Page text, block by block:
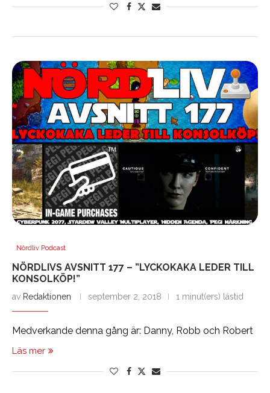
Nördliv Podcast
NÖRDLIVS AVSNITT 177 – ”LYCKOKAKA LEDER TILL
KONSOLKÖP!”
av Redaktionen september 2, 2018 1 minut(ers) lästid
Medverkande denna gång är: Danny, Robb och Robert
Läs mer